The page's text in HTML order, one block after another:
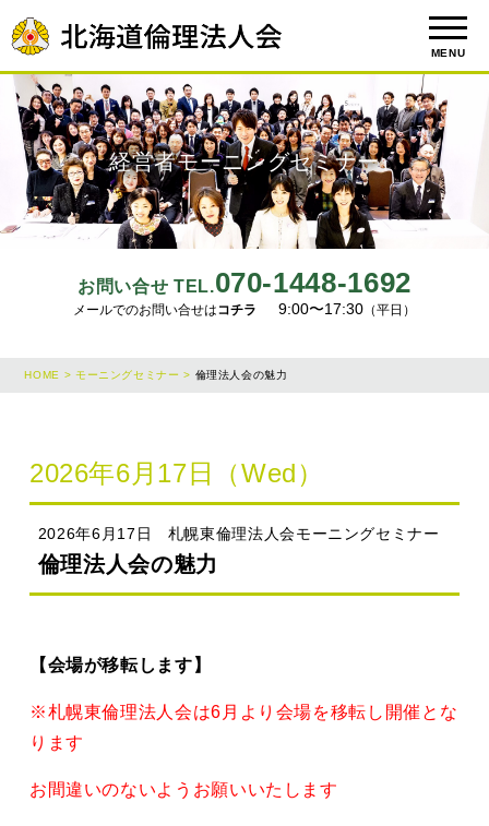
MENU
お問い合せ TEL.070-1448-1692
メールでのお問い合せはコチラ 9:00〜17:30 （平日）
経営者モーニングセミナー
HOME > モーニングセミナー > 倫理法人会の魅力
2026年6月17日（Wed）
2026年6月17日 札幌東倫理法人会モーニングセミナー
倫理法人会の魅力
【会場が移転します】
※札幌東倫理法人会は6月より会場を移転し開催とな
ります
お間違いのないようお願いいたします